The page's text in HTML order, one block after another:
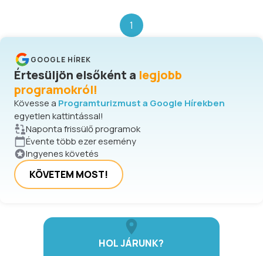
1
GOOGLE HÍREK
Értesüljön elsőként a legjobb
programokról!
Kövesse a Programturizmust a Google Hírekben
egyetlen kattintással!
Naponta frissülő programok
Évente több ezer esemény
Ingyenes követés
KÖVETEM MOST!
HOL JÁRUNK?